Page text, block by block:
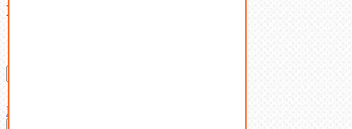
Поиск
Don't show this popup again